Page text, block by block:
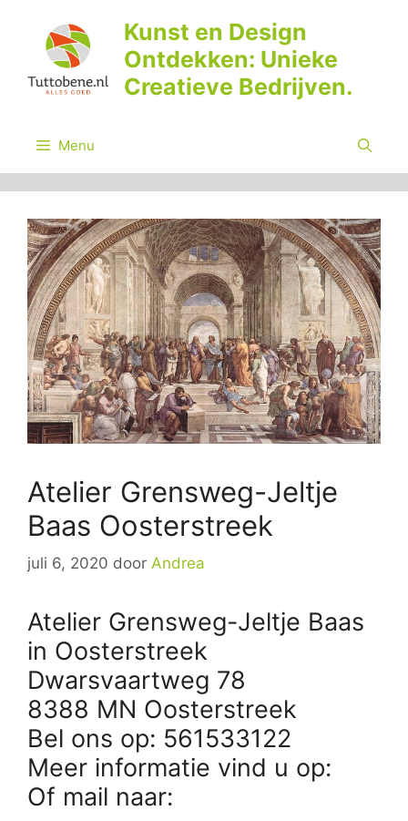
inhoud
Kunst en Design
Ontdekken: Unieke
Creatieve Bedrijven.
Menu
Atelier Grensweg-Jeltje
Baas Oosterstreek
juli 6, 2020 door Andrea
Atelier Grensweg-Jeltje Baas
in Oosterstreek
Dwarsvaartweg 78
8388 MN Oosterstreek
Bel ons op: 561533122
Meer informatie vind u op:
Of mail naar: